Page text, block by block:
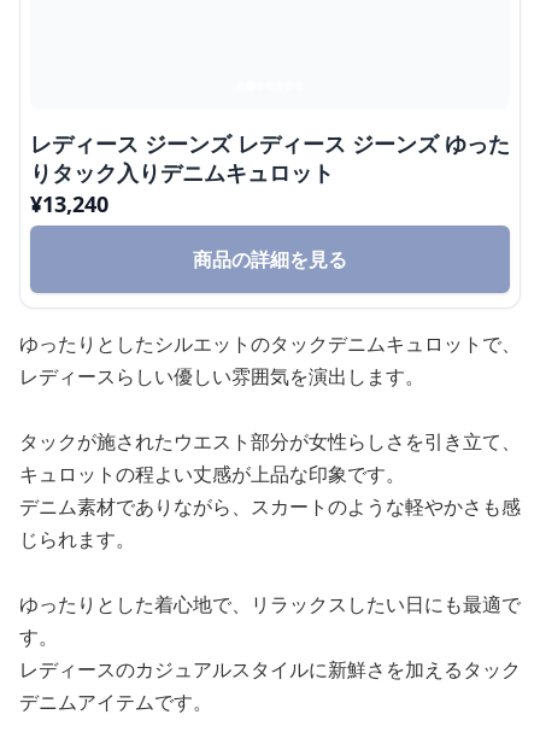
レディース ジーンズ レディース ジーンズ ゆった
りタック入りデニムキュロット
¥13,240
商品の詳細を見る
ゆったりとしたシルエットのタックデニムキュロットで、
レディースらしい優しい雰囲気を演出します。
タックが施されたウエスト部分が女性らしさを引き立て、
キュロットの程よい丈感が上品な印象です。
デニム素材でありながら、スカートのような軽やかさも感
じられます。
ゆったりとした着心地で、リラックスしたい日にも最適で
す。
レディースのカジュアルスタイルに新鮮さを加えるタック
デニムアイテムです。